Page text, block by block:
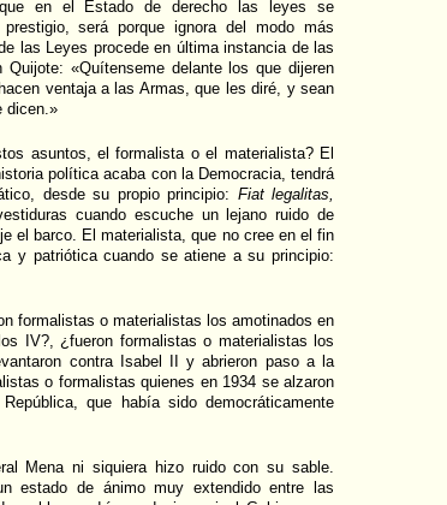
que en el Estado de derecho las leyes se
será porque ignora del modo más
las Leyes procede en última instancia de las
«Quítenseme delante los que dijeren
ventaja a las Armas, que les diré, y sean
dicen.»
asuntos, el formalista o el materialista? El
política acaba con la Democracia, tendrá
desde su propio principio: Fiat legalitas,
cuando escuche un lejano ruido de
el barco. El materialista, que no cree en el fin
y patriótica cuando se atiene a su principio:
formalistas o materialistas los amotinados en
IV?, ¿fueron formalistas o materialistas los
contra Isabel II y abrieron paso a la
o formalistas quienes en 1934 se alzaron
que había sido democráticamente
Mena ni siquiera hizo ruido con su sable.
estado de ánimo muy extendido entre las